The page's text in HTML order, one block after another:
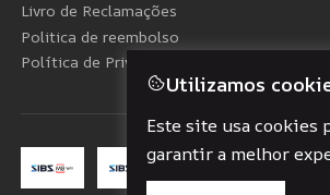
Livro de Reclamações
Politica de reembolso
Política de Privacidade
Utilizamos
Este site usa cookies
garantir a melhor